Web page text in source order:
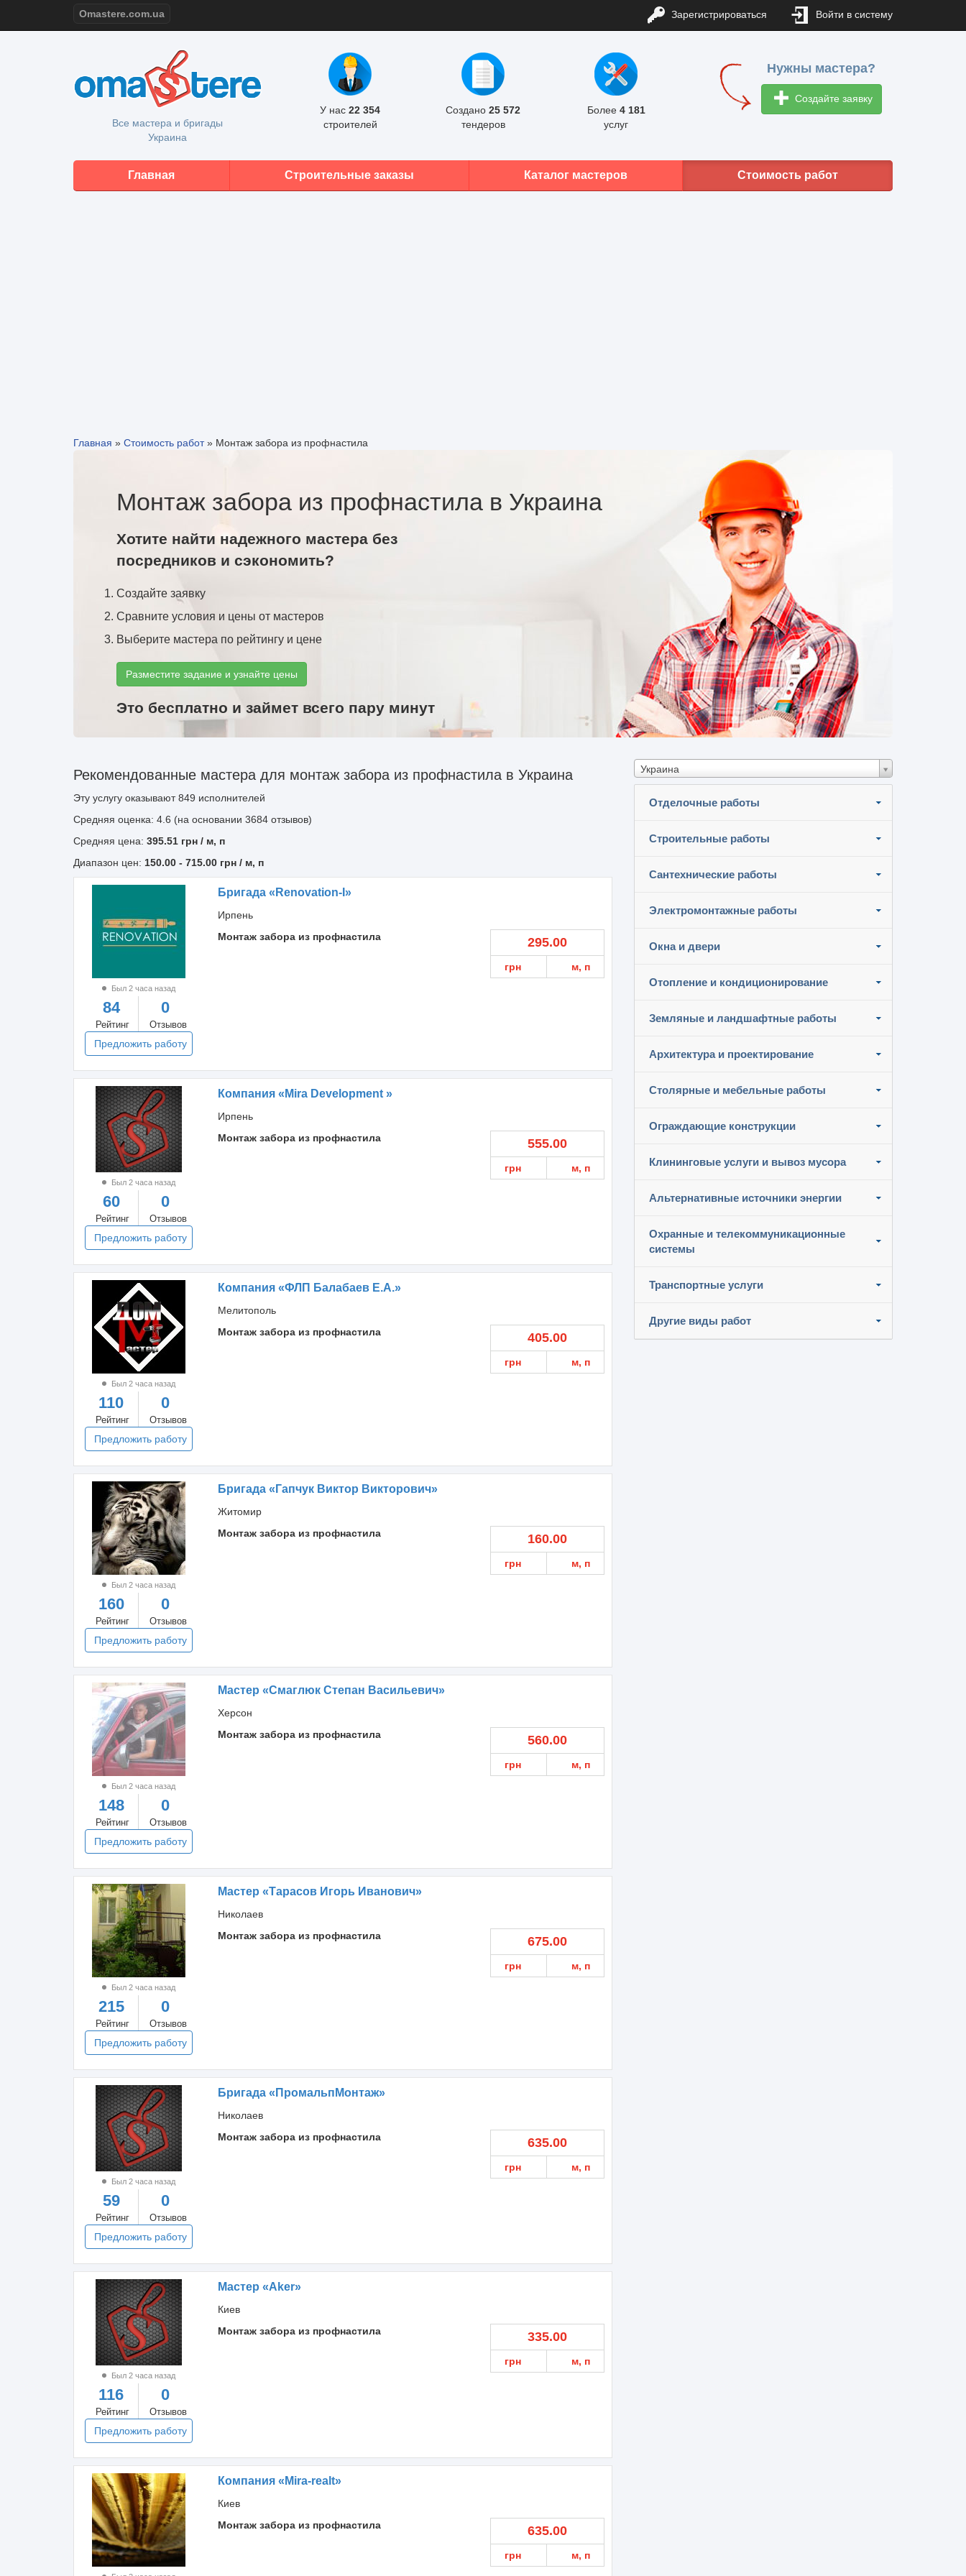
Omastere.com.ua Зарегистрироваться Войти в систему
Все мастера и бригады
Украина
У нас 22 354
строителей
Создано 25 572
тендеров
Более 4 181
услуг
Нужны мастера?
Создайте заявку
Главная Строительные заказы Каталог мастеров Стоимость работ
Главная » Стоимость работ» Монтаж забора из профнастила
Монтаж забора из профнастила в Украина
Хотите найти надежного мастера без
посредников и сэкономить?
Создайте заявку
Сравните условия и цены от мастеров
Выберите мастера по рейтингу и цене
Разместите задание и узнайте цены
Это бесплатно и займет всего пару минут
Украина
Отделочные работы
Строительные работы
Сантехнические работы
Электромонтажные работы
Окна и двери
Отопление и кондиционирование
Земляные и ландшафтные работы
Архитектура и проектирование
Столярные и мебельные работы
Ограждающие конструкции
Клининговые услуги и вывоз мусора
Альтернативные источники энергии
Охранные и телекоммуникационные
системы
Транспортные услуги
Другие виды работ
Рекомендованные мастера для монтаж забора из профнастила в Украина
Эту услугу оказывают849 исполнителей
Средняя оценка: 4.6 (на основании 3684 отзывов)
Средняя цена: 395.51 грн / м, п
Диапазон цен: 150.00 - 715.00 грн / м, п
Был 2 часа назад
84
Рейтинг
0
Отзывов
Предложить работу
Бригада «Renovation-I»
Ирпень
Монтаж забора из профнастила
295.00
грн м, п
Был 2 часа назад
60
Рейтинг
0
Отзывов
Предложить работу
Компания «Mira Development »
Ирпень
Монтаж забора из профнастила
555.00
грн м, п
Был 2 часа назад
110
Рейтинг
0
Отзывов
Предложить работу
Компания «ФЛП Балабаев Е.А.»
Мелитополь
Монтаж забора из профнастила
405.00
грн м, п
Был 2 часа назад
160
Рейтинг
0
Отзывов
Предложить работу
Бригада «Гапчук Виктор Викторович»
Житомир
Монтаж забора из профнастила
160.00
грн м, п
Был 2 часа назад
148
Рейтинг
0
Отзывов
Предложить работу
Мастер «Смаглюк Степан Васильевич»
Херсон
Монтаж забора из профнастила
560.00
грн м, п
Был 2 часа назад
215
Рейтинг
0
Отзывов
Предложить работу
Мастер «Тарасов Игорь Иванович»
Николаев
Монтаж забора из профнастила
675.00
грн м, п
Был 2 часа назад
59
Рейтинг
0
Отзывов
Предложить работу
Бригада «ПромальпМонтаж»
Николаев
Монтаж забора из профнастила
635.00
грн м, п
Был 2 часа назад
116
Рейтинг
0
Отзывов
Предложить работу
Мастер «Aker»
Киев
Монтаж забора из профнастила
335.00
грн м, п
Компания «Mira-realt»
Киев
Монтаж забора из профнастила
635.00
грн м, п